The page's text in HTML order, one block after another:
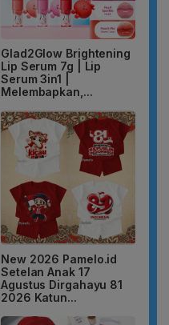
Glad2Glow Brightening
Lip Serum 7g | Lip
Serum 3in1 |
Melembapkan,...
New 2026 Pamelo.id
Setelan Anak 17
Agustus Dirgahayu 81
2026 Katun...